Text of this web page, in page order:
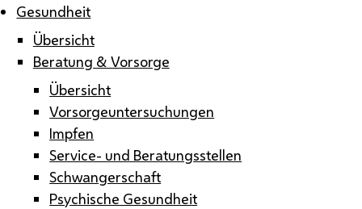
Gesundheit
Übersicht
Beratung & Vorsorge
Übersicht
Vorsorgeuntersuchungen
Impfen
Service- und Beratungsstellen
Schwangerschaft
Psychische Gesundheit